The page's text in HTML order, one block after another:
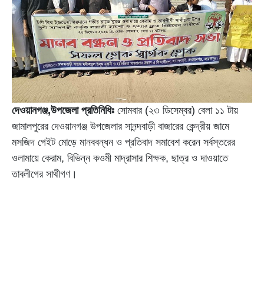
দেওয়ানগঞ্জ,উপজেলা প্রতিনিধিঃ সোমবার (২৩ ডিসেম্বর) বেলা ১১ টায়
জামালপুরের দেওয়ানগঞ্জ উপজেলার সানন্দবাড়ী বাজারের কেন্দ্রীয় জামে
মসজিদ গেইট মোড়ে মানববন্ধন ও প্রতিবাদ সমাবেশ করেন সর্বস্তরের
ওলামায়ে কেরাম, বিভিন্ন কওমী মাদ্রাসার শিক্ষক, ছাত্র ও দাওয়াতে
তাবলীগের সাথীগণ।